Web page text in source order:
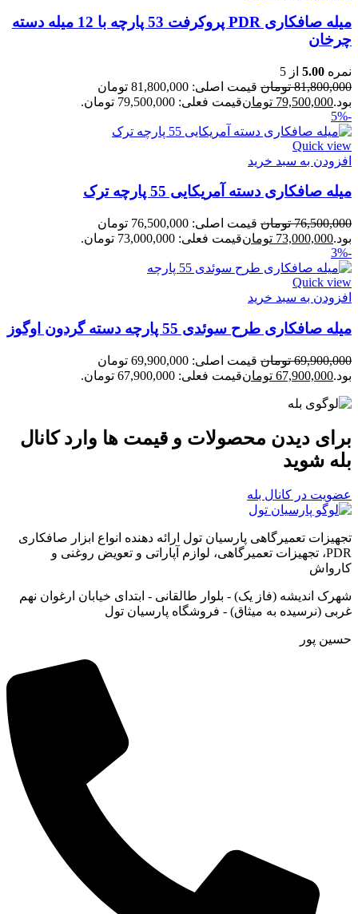
میله صافکاری PDR پروکرفت 53 پارچه با 12 میله دسته
چرخان
نمره 5.00 از 5
81,800,000 تومان
قیمت اصلی: 81,800,000 تومان
بود.79,500,000 تومانقیمت فعلی: 79,500,000 تومان.
-5%
Quick view
افزودن به سبد خرید
میله صافکاری دسته آمریکایی 55 پارچه ترک
76,500,000 تومان
قیمت اصلی: 76,500,000 تومان
بود.73,000,000 تومانقیمت فعلی: 73,000,000 تومان.
-3%
Quick view
افزودن به سبد خرید
میله صافکاری طرح سوئدی 55 پارچه دسته گردون اوگوز
69,900,000 تومان
قیمت اصلی: 69,900,000 تومان
بود.67,900,000 تومانقیمت فعلی: 67,900,000 تومان.
برای دیدن محصولات و قیمت ها وارد کانال
بله شوید
عضویت در کانال بله
تجهیزات تعمیرگاهی پارسیان تول ارائه دهنده انواع ابزار صافکاری
PDR، تجهیزات تعمیرگاهی، لوازم آپاراتی و تعویض روغنی و
کارواش
شهرک اندیشه (فاز یک) - بلوار طالقانی - ابتدای خیابان ارغوان نهم
غربی (نرسیده به میثاق) - فروشگاه پارسیان تول
حسین پور